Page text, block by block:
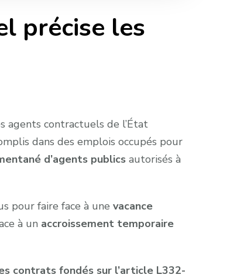
précise les
agents contractuels de l’État
dans des emplois occupés pour
d’agents publics autorisés à
pour faire face à une vacance
à un accroissement temporaire
contrats fondés sur l’article L332-